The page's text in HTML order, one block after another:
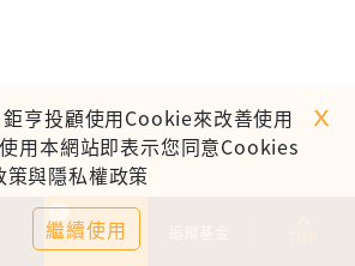
基金比較
0
亨投顧使用Cookie來改善使用
用本網站即表示您同意Cookies
策與隱私權政策
繼續使用
ｘ